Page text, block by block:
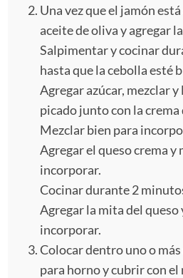
Una vez que el jamón
aceite de oliva y agregar
Salpimentar y cocinar
hasta que la cebolla esté
Agregar azúcar, mezclar
picado junto con la crema
Mezclar bien para
Agregar el queso crema y
incorporar.
Cocinar durante 2
Agregar la mita del queso
incorporar.
Colocar dentro uno o
para horno y cubrir con el